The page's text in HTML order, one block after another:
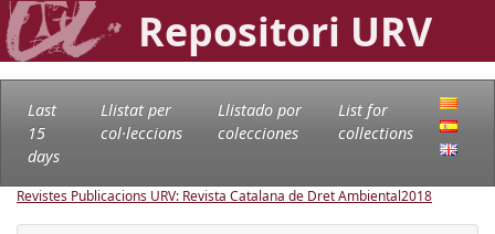
Repositori URV
Last
15
days
Llistat per
col·leccions
Llistado por
colecciones
List for
collections
Revistes Publicacions URV: Revista Catalana de Dret Ambiental2018